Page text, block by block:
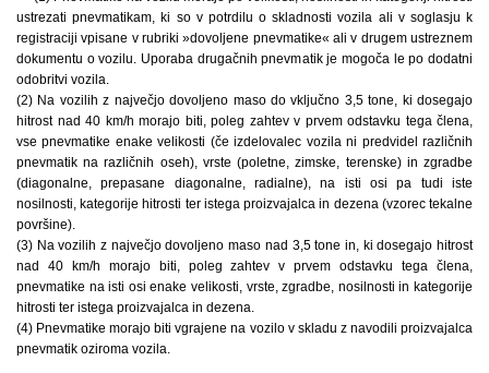
ustrezati pnevmatikam, ki so v potrdilu o skladnosti vozila ali v soglasju k
registraciji vpisane v rubriki »dovoljene pnevmatike« ali v drugem ustreznem
dokumentu o vozilu. Uporaba drugačnih pnevmatik je mogoča le po dodatni
odobritvi vozila.
(2) Na vozilih z največjo dovoljeno maso do vključno 3,5 tone, ki dosegajo
hitrost nad 40 km/h morajo biti, poleg zahtev v prvem odstavku tega člena,
vse pnevmatike enake velikosti (če izdelovalec vozila ni predvidel različnih
pnevmatik na različnih oseh), vrste (poletne, zimske, terenske) in zgradbe
(diagonalne, prepasane diagonalne, radialne), na isti osi pa tudi iste
nosilnosti, kategorije hitrosti ter istega proizvajalca in dezena (vzorec tekalne
površine).
(3) Na vozilih z največjo dovoljeno maso nad 3,5 tone in, ki dosegajo hitrost
nad 40 km/h morajo biti, poleg zahtev v prvem odstavku tega člena,
pnevmatike na isti osi enake velikosti, vrste, zgradbe, nosilnosti in kategorije
hitrosti ter istega proizvajalca in dezena.
(4) Pnevmatike morajo biti vgrajene na vozilo v skladu z navodili proizvajalca
pnevmatik oziroma vozila.